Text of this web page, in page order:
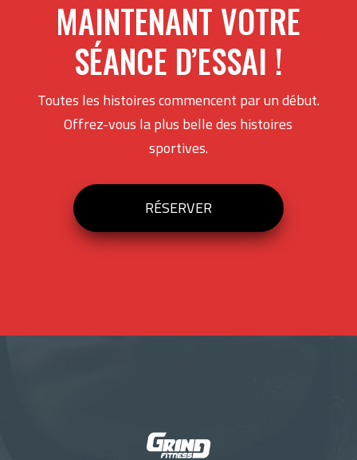
MAINTENANT VOTRE
SÉANCE D’ESSAI !
Toutes les histoires commencent par un début.
Offrez-vous la plus belle des histoires
sportives.
RÉSERVER